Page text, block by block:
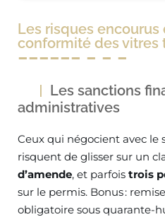
Les risques encourus
conformité des vitres
Les sanctions
administratives
Ceux qui négocient avec le
risquent de glisser sur un
d’amende, et parfois trois
sur le permis. Bonus :
obligatoire sous quarante-